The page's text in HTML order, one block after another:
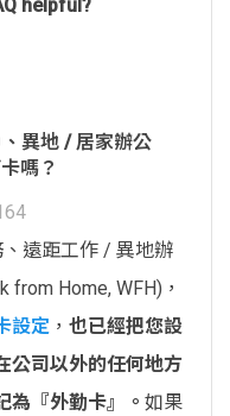
helpful?
異地 / 居家辦公
嗎？
遠距工作 / 異地辦
Home, WFH)，
設定 ， 也已經把您設
公司以外的任何地方
為『外勤卡』。 如果